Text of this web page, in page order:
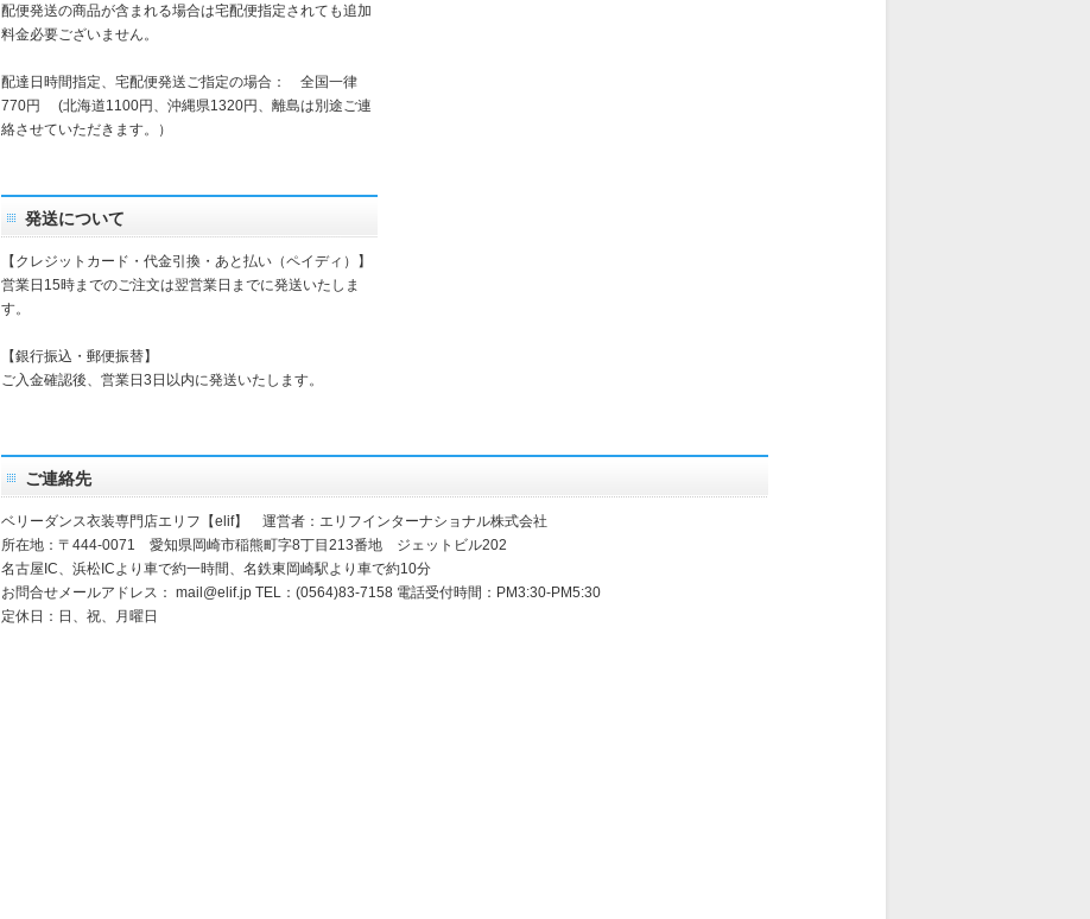
配便発送の商品が含まれる場合は宅配便指定されても追加
料金必要ございません。
配達日時間指定、宅配便発送ご指定の場合： 全国一律
770円 (北海道1100円、沖縄県1320円、離島は別途ご連
絡させていただきます。）
発送について
【クレジットカード・代金引換・あと払い（ペイディ）】
営業日15時までのご注文は翌営業日までに発送いたしま
す。
【銀行振込・郵便振替】
ご入金確認後、営業日3日以内に発送いたします。
ご連絡先
ベリーダンス衣装専門店エリフ【elif】 運営者：エリフインターナショナル株式会社
所在地：〒444-0071 愛知県岡崎市稲熊町字8丁目213番地 ジェットビル202
名古屋IC、浜松ICより車で約一時間、名鉄東岡崎駅より車で約10分
お問合せメールアドレス： mail@elif.jp TEL：(0564)83-7158 電話受付時間：PM3:30-PM5:30
定休日：日、祝、月曜日